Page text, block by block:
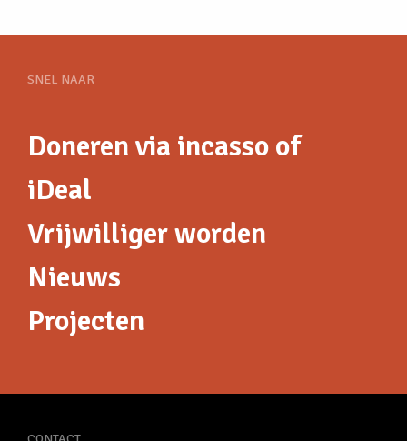
SNEL NAAR
Doneren via incasso of
iDeal
Vrijwilliger worden
Nieuws
Projecten